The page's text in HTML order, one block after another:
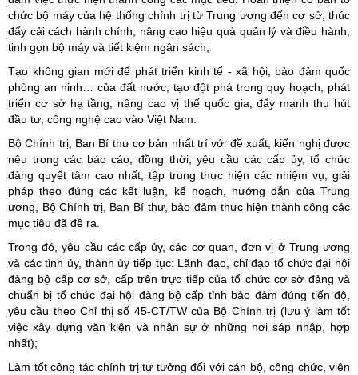
chức bộ máy của hệ thống chính trị từ Trung ương đến cơ sở; thúc
đẩy cải cách hành chính, nâng cao hiệu quả quản lý và điều hành;
tinh gọn bộ máy và tiết kiệm ngân sách;
Tạo không gian mới để phát triển kinh tế - xã hội, bảo đảm quốc
phòng an ninh… của đất nước; tạo đột phá trong quy hoạch, phát
triển cơ sở hạ tầng; nâng cao vị thế quốc gia, đẩy mạnh thu hút
đầu tư, công nghệ cao vào Việt Nam.
Bộ Chính trị, Ban Bí thư cơ bản nhất trí với đề xuất, kiến nghị được
nêu trong các báo cáo; đồng thời, yêu cầu các cấp ủy, tổ chức
đảng quyết tâm cao nhất, tập trung thực hiện các nhiệm vụ, giải
pháp theo đúng các kết luận, kế hoạch, hướng dẫn của Trung
ương, Bộ Chính trị, Ban Bí thư, bảo đảm thực hiện thành công các
mục tiêu đã đề ra.
Trong đó, yêu cầu các cấp ủy, các cơ quan, đơn vị ở Trung ương
và các tỉnh ủy, thành ủy tiếp tục: Lãnh đạo, chỉ đạo tổ chức đại hội
đảng bộ cấp cơ sở, cấp trên trực tiếp của tổ chức cơ sở đảng và
chuẩn bị tổ chức đại hội đảng bộ cấp tỉnh bảo đảm đúng tiến độ,
yêu cầu theo Chỉ thị số 45-CT/TW của Bộ Chính trị (lưu ý làm tốt
việc xây dựng văn kiện và nhân sự ở những nơi sáp nhập, hợp
nhất);
Làm tốt công tác chính trị tư tưởng đối với cán bộ, công chức, viên